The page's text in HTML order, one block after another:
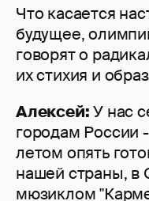
Что касается
будущее,
говорят о
их стихия и
Алексей:У нас
городам России
летом опять
нашей страны, в
мюзиклом